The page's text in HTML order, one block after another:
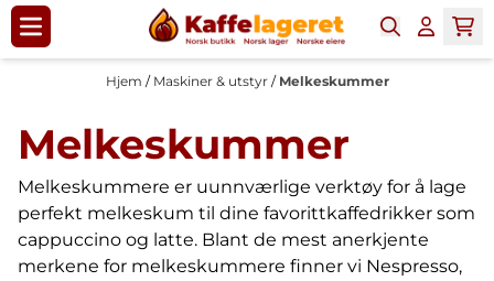
Hopp til innhold
Hjem / Maskiner & utstyr / Melkeskummer
Melkeskummer
Melkeskummere er uunnværlige verktøy for å lage
perfekt melkeskum til dine favorittkaffedrikker som
cappuccino og latte. Blant de mest anerkjente
merkene for melkeskummere finner vi Nespresso,